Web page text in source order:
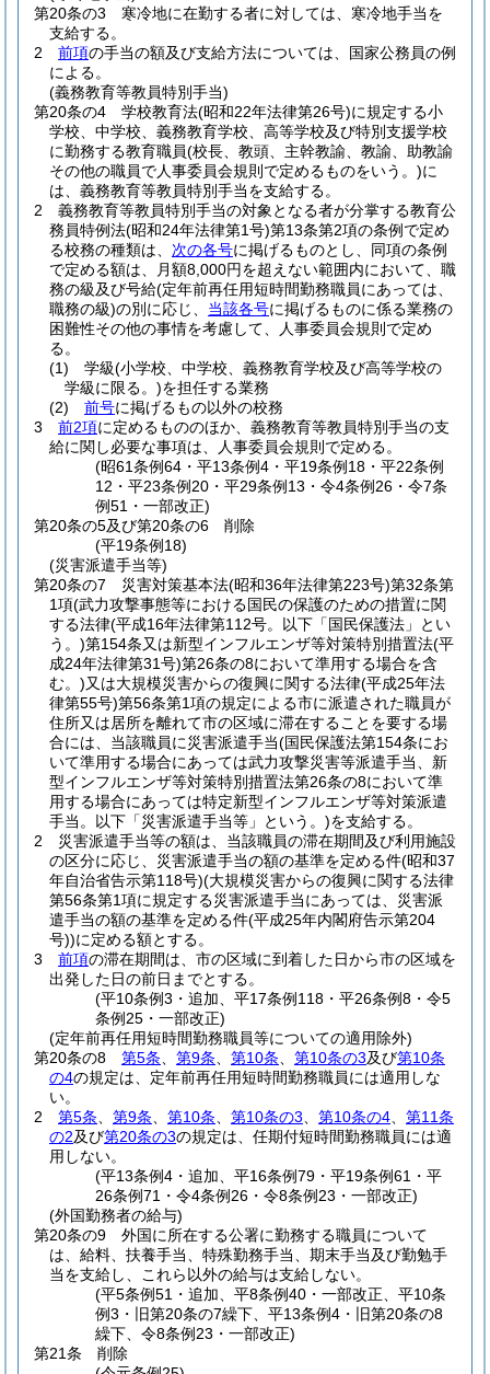
第20条の3
寒冷地に在勤する者に対しては、寒冷地手当を
支給する。
2
前項の手当の額及び支給方法については、国家公務員の例
による。
(義務教育等教員特別手当)
第20条の4
学校教育法(昭和22年法律第26号)に規定する小
学校、中学校、義務教育学校、高等学校及び特別支援学校
に勤務する教育職員(校長、教頭、主幹教諭、教諭、助教諭
その他の職員で人事委員会規則で定めるものをいう。)に
は、義務教育等教員特別手当を支給する。
2
義務教育等教員特別手当の対象となる者が分掌する教育公
務員特例法(昭和24年法律第1号)第13条第2項の条例で定め
る校務の種類は、 次の各号に掲げるものとし、同項の条例
で定める額は、月額8,000円を超えない範囲内において、職
務の級及び号給(定年前再任用短時間勤務職員にあっては、
職務の級)の別に応じ、 当該各号に掲げるものに係る業務の
困難性その他の事情を考慮して、人事委員会規則で定め
る。
(1)
学級(小学校、中学校、義務教育学校及び高等学校の
学級に限る。)を担任する業務
(2)
前号に掲げるもの以外の校務
3
前2項に定めるもののほか、義務教育等教員特別手当の支
給に関し必要な事項は、人事委員会規則で定める。
(昭61条例64・平13条例4・平19条例18・平22条例
12・平23条例20・平29条例13・令4条例26・令7条
例51・一部改正)
第20条の5及び第20条の6
削除
(平19条例18)
(災害派遣手当等)
第20条の7
災害対策基本法(昭和36年法律第223号)第32条第
1項(武力攻撃事態等における国民の保護のための措置に関
する法律(平成16年法律第112号。以下「国民保護法」とい
う。)第154条又は新型インフルエンザ等対策特別措置法(平
成24年法律第31号)第26条の8において準用する場合を含
む。)又は大規模災害からの復興に関する法律(平成25年法
律第55号)第56条第1項の規定による市に派遣された職員が
住所又は居所を離れて市の区域に滞在することを要する場
合には、当該職員に災害派遣手当(国民保護法第154条にお
いて準用する場合にあっては武力攻撃災害等派遣手当、新
型インフルエンザ等対策特別措置法第26条の8において準
用する場合にあっては特定新型インフルエンザ等対策派遣
手当。以下「災害派遣手当等」という。)を支給する。
2
災害派遣手当等の額は、当該職員の滞在期間及び利用施設
の区分に応じ、災害派遣手当の額の基準を定める件(昭和37
年自治省告示第118号)(大規模災害からの復興に関する法律
第56条第1項に規定する災害派遣手当にあっては、災害派
遣手当の額の基準を定める件(平成25年内閣府告示第204
号))に定める額とする。
3
前項の滞在期間は、市の区域に到着した日から市の区域を
出発した日の前日までとする。
(平10条例3・追加、平17条例118・平26条例8・令5
条例25・一部改正)
(定年前再任用短時間勤務職員等についての適用除外)
第20条の8
第5条 第9条 第10条 第10条の3及び第10条
の4の規定は、定年前再任用短時間勤務職員には適用しな
い。
2
第5条 第9条 第10条 第10条の3 第10条の4
第11条
の2及び第20条の3の規定は、任期付短時間勤務職員には適
用しない。
(平13条例4・追加、平16条例79・平19条例61・平
26条例71・令4条例26・令8条例23・一部改正)
(外国勤務者の給与)
第20条の9
外国に所在する公署に勤務する職員について
は、給料、扶養手当、特殊勤務手当、期末手当及び勤勉手
当を支給し、これら以外の給与は支給しない。
(平5条例51・追加、平8条例40・一部改正、平10条
例3・旧第20条の7繰下、平13条例4・旧第20条の8
繰下、令8条例23・一部改正)
第21条
削除